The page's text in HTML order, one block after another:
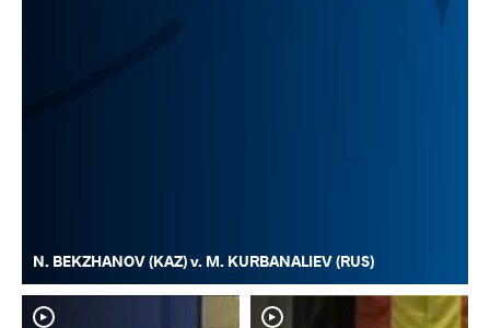
N. BEKZHANOV (KAZ) v. M. KURBANALIEV (RUS)